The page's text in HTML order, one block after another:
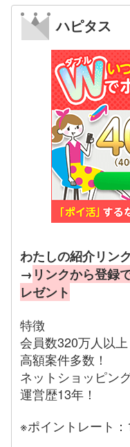
ハピタス
わたしの紹介リン
→ リンクから登録
レゼント
特徴
会員数320万人以上
高額案件多数！
ネットショッピン
運営歴13年！
※ポイントレート